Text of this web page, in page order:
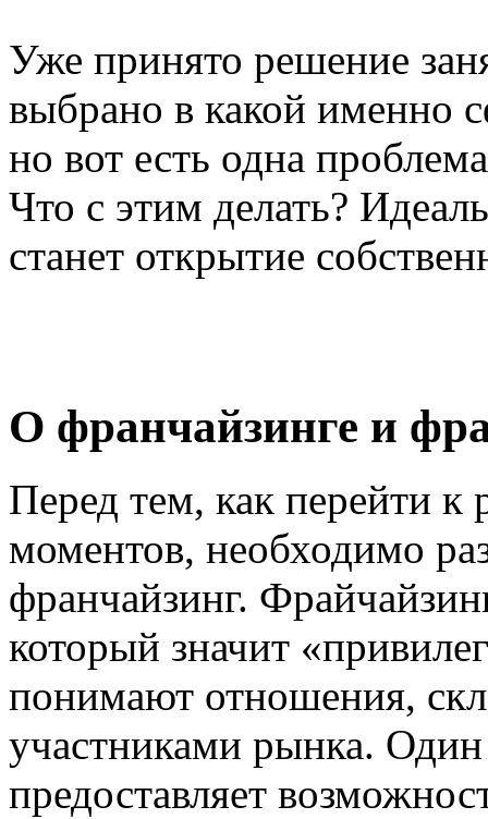
Уже принято решение
выбрано в какой именно
но вот есть одна
Что с этим делать?
станет открытие
О франчайзинге и
Перед тем, как перейти
моментов, необходимо
франчайзинг.
который значит
понимают отношения,
участниками рынка. Один
предоставляет